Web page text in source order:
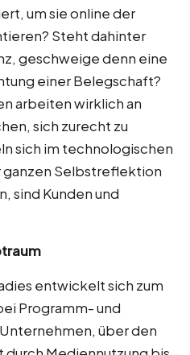
um sie online der
Steht dahinter
geschweige denn eine
einer Belegschaft?
arbeiten wirklich an
sich zurecht zu
sich im technologischen
ganzen Selbstreflektion
sind Kunden und
entwickelt sich zum
Programm- und
über den